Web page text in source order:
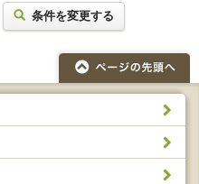
条件を変更する